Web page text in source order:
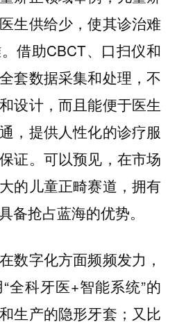
生供给少，使其诊治难
借助CBCT、口扫仪和
套数据采集和处理，不
设计，而且能便于医生
，提供人性化的诊疗服
证。可以预见，在市场
的儿童正畸赛道，拥有
备抢占蓝海的优势。
数字化方面频频发力，
全科牙医+智能系统”的
生产的隐形牙套；又比